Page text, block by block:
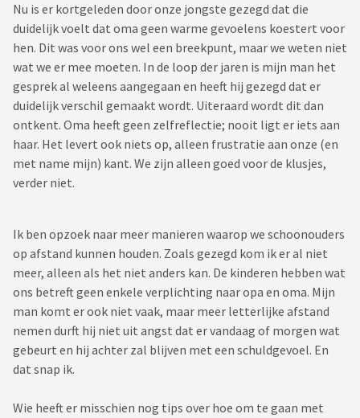
Nu is er kortgeleden door onze jongste gezegd dat die
duidelijk voelt dat oma geen warme gevoelens koestert voor
hen. Dit was voor ons wel een breekpunt, maar we weten niet
wat we er mee moeten. In de loop der jaren is mijn man het
gesprek al weleens aangegaan en heeft hij gezegd dat er
duidelijk verschil gemaakt wordt. Uiteraard wordt dit dan
ontkent. Oma heeft geen zelfreflectie; nooit ligt er iets aan
haar. Het levert ook niets op, alleen frustratie aan onze (en
met name mijn) kant. We zijn alleen goed voor de klusjes,
verder niet.
Ik ben opzoek naar meer manieren waarop we schoonouders
op afstand kunnen houden. Zoals gezegd kom ik er al niet
meer, alleen als het niet anders kan. De kinderen hebben wat
ons betreft geen enkele verplichting naar opa en oma. Mijn
man komt er ook niet vaak, maar meer letterlijke afstand
nemen durft hij niet uit angst dat er vandaag of morgen wat
gebeurt en hij achter zal blijven met een schuldgevoel. En
dat snap ik.
Wie heeft er misschien nog tips over hoe om te gaan met